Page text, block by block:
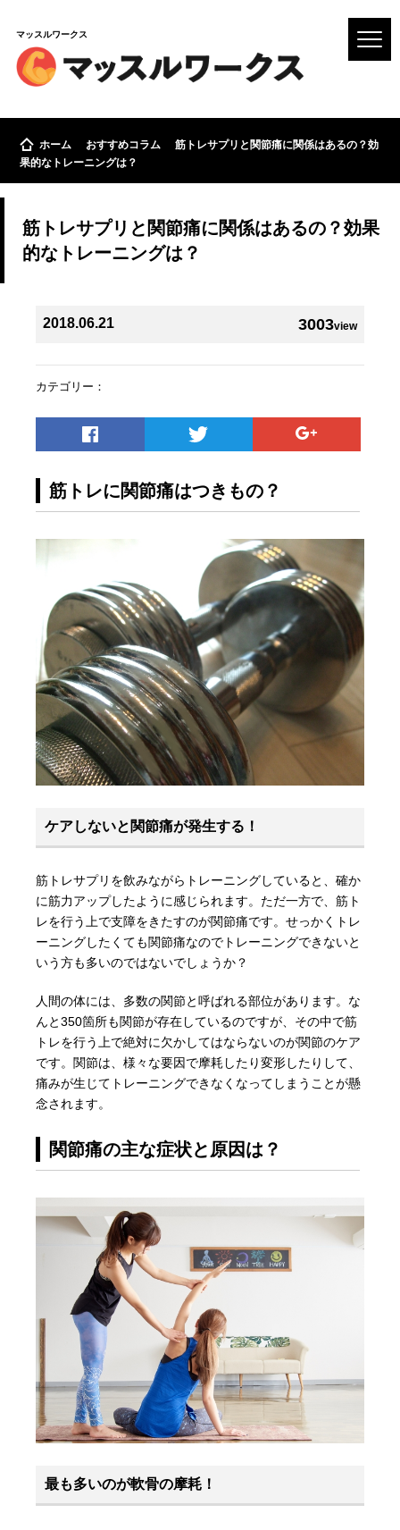
マッスルワークス
ホーム おすすめコラム
筋トレサプリと関節痛に関係はあるの？効
果的なトレーニングは？
筋トレサプリと関節痛に関係はあるの？効果
的なトレーニングは？
3003view
2018.06.21
カテゴリー：
筋トレに関節痛はつきもの？
ケアしないと関節痛が発生する！
筋トレサプリを飲みながらトレーニングしていると、確か
に筋力アップしたように感じられます。ただ一方で、筋ト
レを行う上で支障をきたすのが関節痛です。せっかくトレ
ーニングしたくても関節痛なのでトレーニングできないと
いう方も多いのではないでしょうか？
人間の体には、多数の関節と呼ばれる部位があります。な
んと350箇所も関節が存在しているのですが、その中で筋
トレを行う上で絶対に欠かしてはならないのが関節のケア
です。関節は、様々な要因で摩耗したり変形したりして、
痛みが生じてトレーニングできなくなってしまうことが懸
念されます。
関節痛の主な症状と原因は？
最も多いのが軟骨の摩耗！